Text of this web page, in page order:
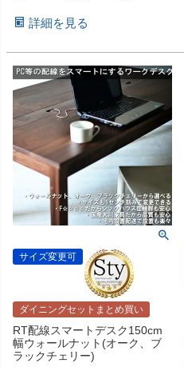
詳細を見る
サイズ変更可
ダイニングセットまとめ買い
RT配線スマートデスク150cm
幅ウォールナット(オーク、ブ
ラックチェリー)